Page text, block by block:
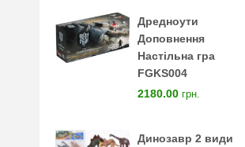
Дредноути
Доповнення
Настільна гра
FGKS004
2180.00 грн.
Динозавр 2 види